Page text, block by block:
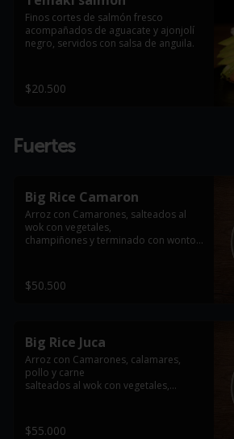
Finos cortes de salmón fresco
acompañados de aguacate y ajonjolí
negro, servidos con salsa de anguila.
$20.500
Fuertes
Big Rice Camaron
Arroz con Camarones, salteados al
wok con vegetales,
champiñones y terminado con wonton
*Foto de referencia, se entrega con la
proteína indicada en el producto
$50.500
Big Rice Juca
Arroz con Camarones, calamares,
pollo y carne
salteados al wok con vegetales,
$55.000